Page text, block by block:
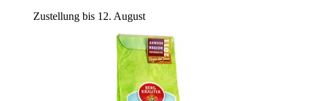
Zustellung bis 12. August